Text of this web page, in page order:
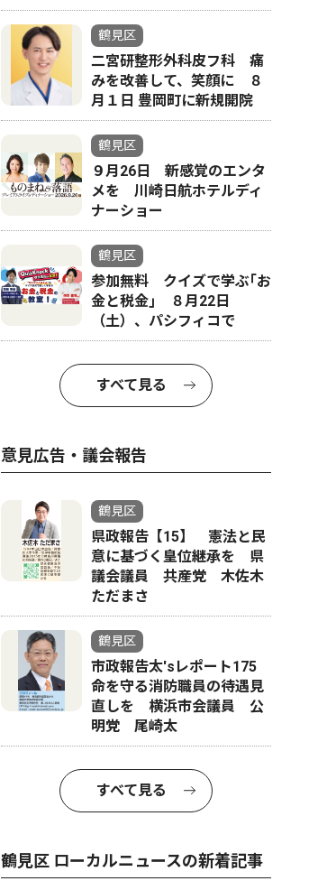
鶴見区
二宮研整形外科皮フ科 痛
みを改善して、笑顔に ８
月１日 豊岡町に新規開院
鶴見区
９月26日 新感覚のエンタ
メを 川崎日航ホテルディ
ナーショー
鶴見区
参加無料 クイズで学ぶ｢お
金と税金｣ ８月22日
（土）、パシフィコで
すべて見る
意見広告・議会報告
鶴見区
県政報告【15】 憲法と民
意に基づく皇位継承を 県
議会議員 共産党 木佐木
ただまさ
鶴見区
市政報告太'sレポート175
命を守る消防職員の待遇見
直しを 横浜市会議員 公
明党 尾崎太
すべて見る
鶴見区 ローカルニュースの新着記事